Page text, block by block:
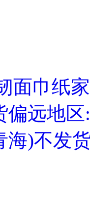
面巾纸
偏远地
海)不发